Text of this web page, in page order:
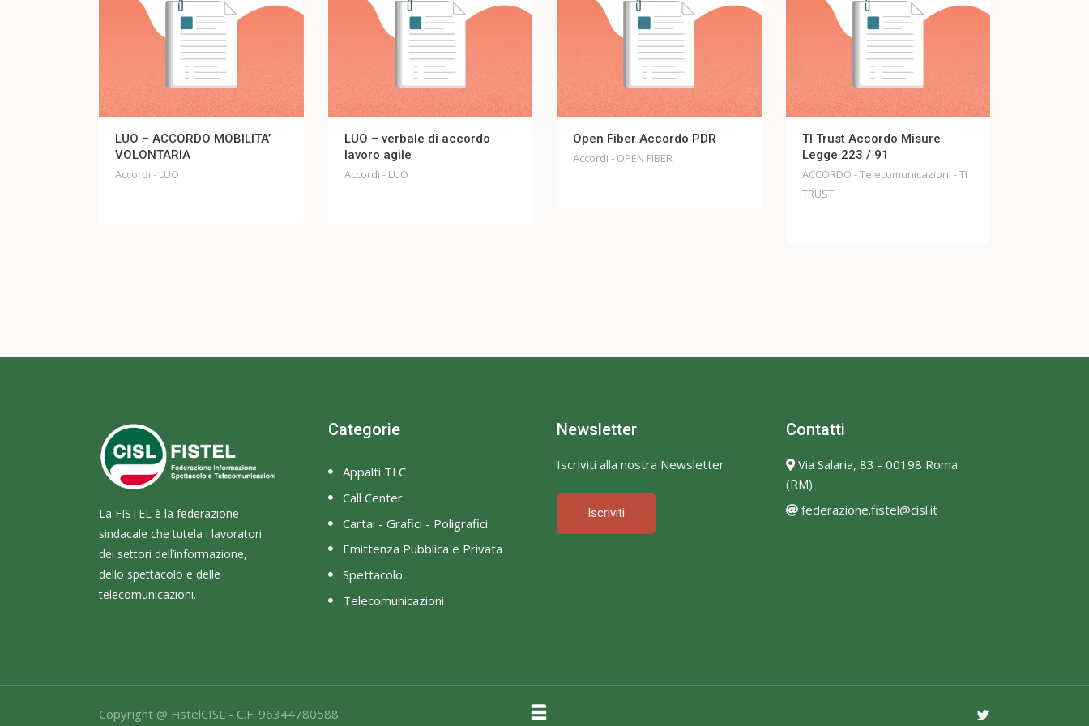
ACCORDO MOBILITA’
LUO – verbale di accordo
Open Fiber Accordo PDR
TI Trust Accordo Misure
Legge 223 / 91
ACCORDO - Telecomunicazioni - TI
LUO – ACCORDO MOBILITA’
Accordi - LUO
La FISTEL è la federazione
sindacale che tutela i lavoratori
dei settori dell’informazione,
dello spettacolo e delle
telecomunicazioni.
Categorie
Appalti TLC
Call Center
Cartai - Grafici - Poligrafici
Emittenza Pubblica e Privata
Spettacolo
Telecomunicazioni
Newsletter
Iscriviti alla nostra Newsletter
Iscriviti
Contatti
Via Salaria, 83 - 00198 Roma
(RM)
federazione.fistel@cisl.it
Copyright @ FistelCISL - C.F. 96344780588